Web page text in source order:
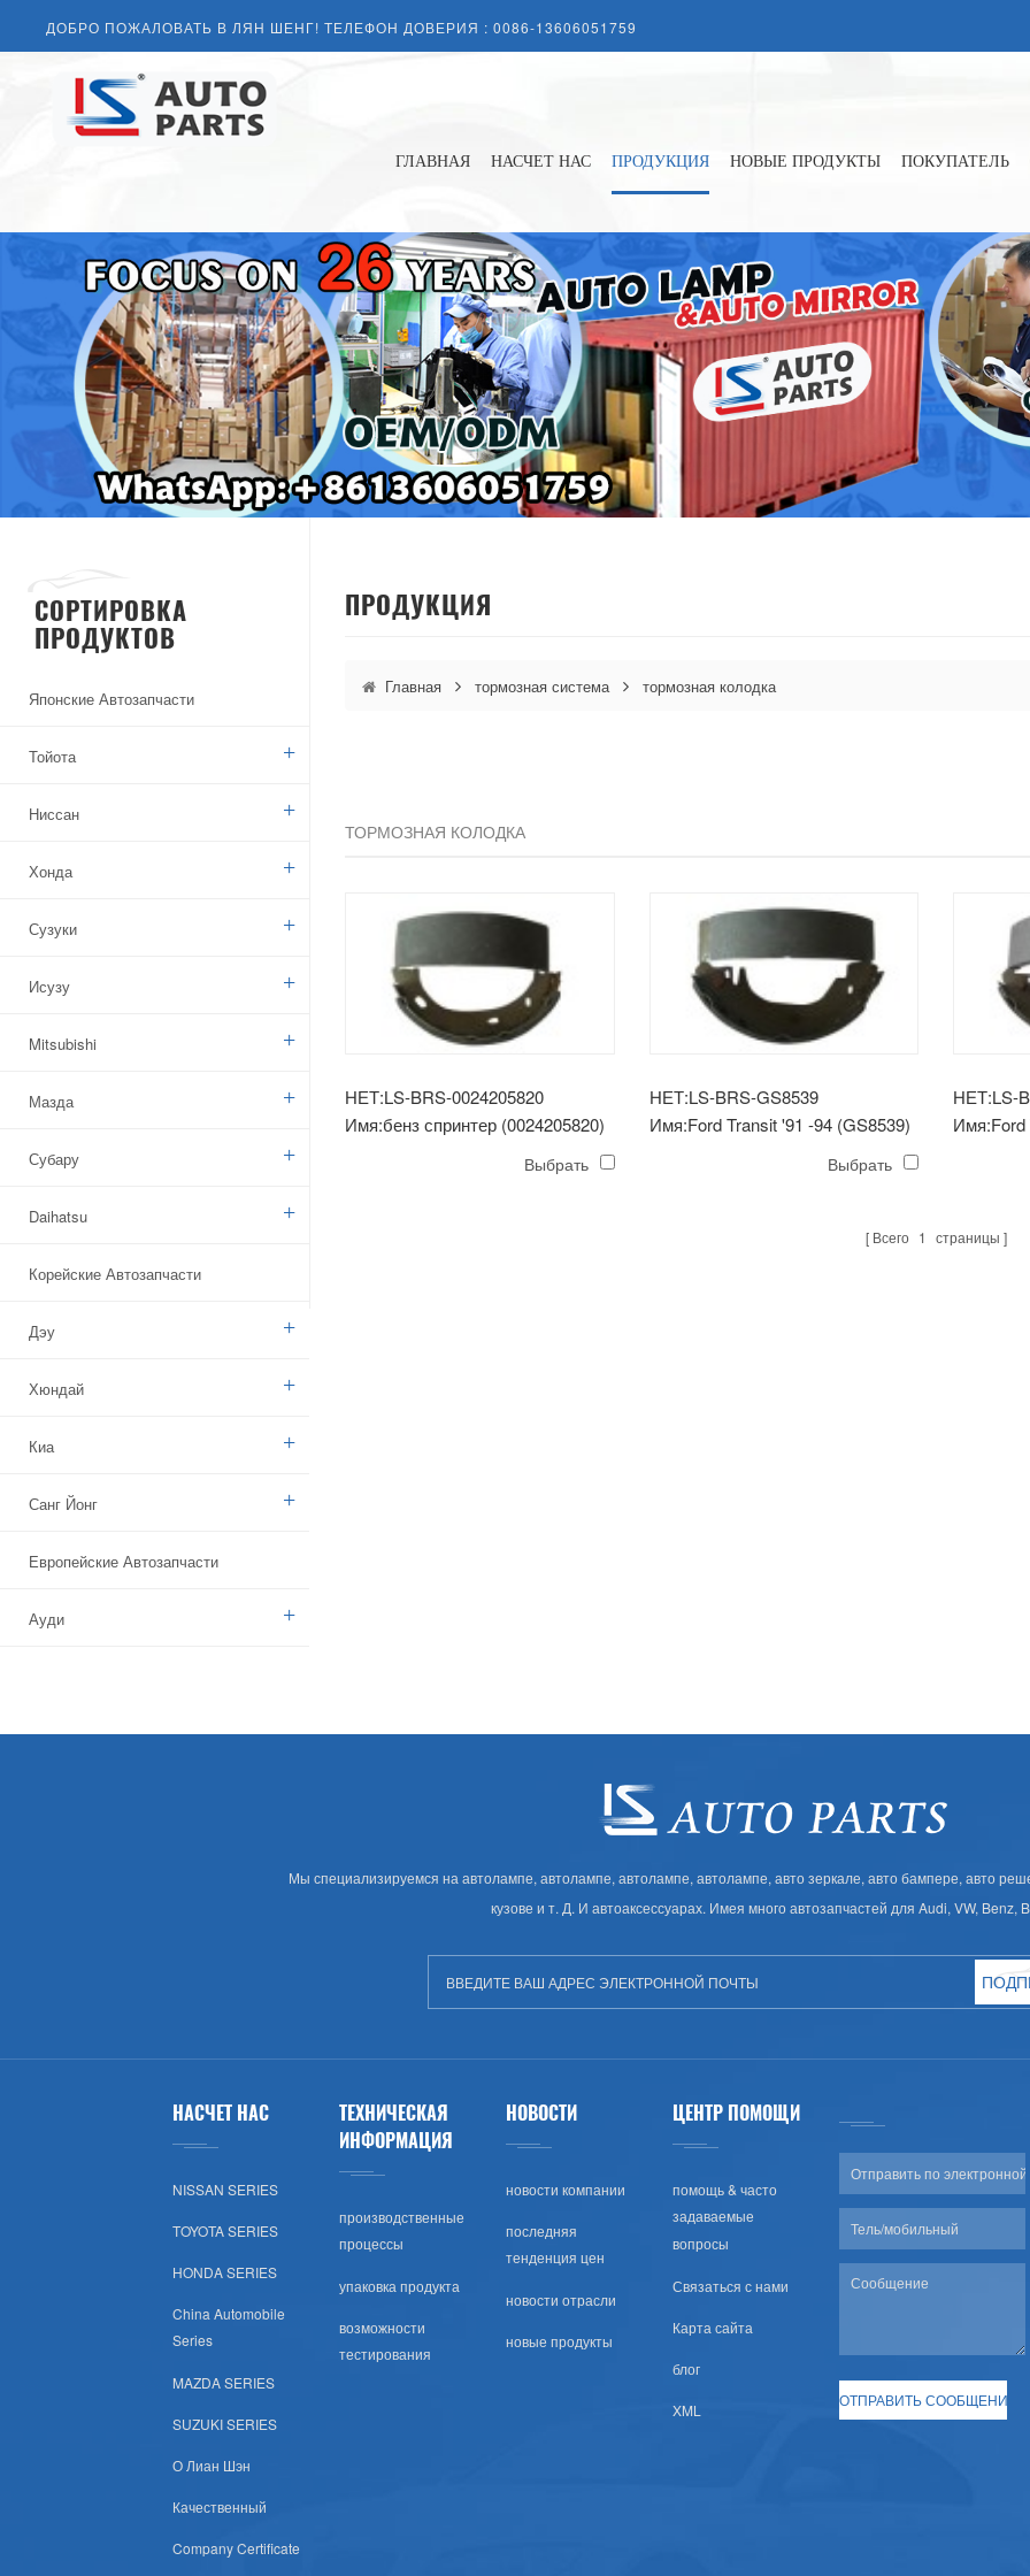
ДОБРО ПОЖАЛОВАТЬ В ЛЯН ШЕНГ! ТЕЛЕФОН ДОВЕРИЯ : 0086-13606051759
ГЛАВНАЯ НАСЧЕТ НАС ПРОДУКЦИЯ НОВЫЕ ПРОДУКТЫ ПОКУПАТЕЛЬ
СОРТИРОВКА
ПРОДУКТОВ
Японские Автозапчасти
Тойота
Ниссан
Хонда
Сузуки
Исузу
Mitsubishi
Мазда
Субару
Daihatsu
Корейские Автозапчасти
Дэу
Хюндай
Киа
Санг Йонг
Европейские Автозапчасти
Ауди
БМВ
ПРОДУКЦИЯ
Главная тормозная система тормозная колодка
ТОРМОЗНАЯ КОЛОДКА
НЕТ:LS-BRS-0024205820
Имя:бенз спринтер (0024205820)
Выбрать
НЕТ:LS-BRS-GS8539
Имя:Ford Transit '91 -94 (GS8539)
Выбрать
НЕТ:LS-
Имя:Ford
Всего 1 страницы
Мы специализируемся на автолампе, автолампе, автолампе, автолампе, авто зеркале, авто бампере, авто
кузове и т. Д. И автоаксессуарах. Имея много автозапчастей для Audi, VW, Benz,
НАСЧЕТ НАС
NISSAN SERIES
TOYOTA SERIES
HONDA SERIES
China Automobile
Series
MAZDA SERIES
SUZUKI SERIES
О Лиан Шэн
Качественный
Company Certificate
ТЕХНИЧЕСКАЯ
ИНФОРМАЦИЯ
производственные
процессы
упаковка продукта
возможности
тестирования
НОВОСТИ
новости компании
последняя
тенденция цен
новости отрасли
новые продукты
ЦЕНТР ПОМОЩИ
помощь & часто
задаваемые
вопросы
Связаться с нами
Карта сайта
блог
XML